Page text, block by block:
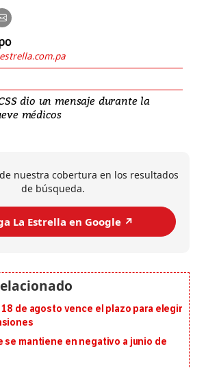
dio un mensaje durante la
médicos
nuestra cobertura en los resultados
de búsqueda.
La Estrella en Google ↗️
18 de agosto vence el plazo para elegir
se mantiene en negativo a junio de